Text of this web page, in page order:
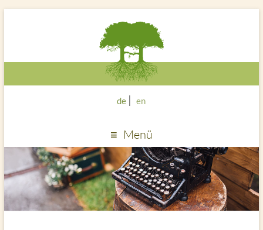
de en
Menü